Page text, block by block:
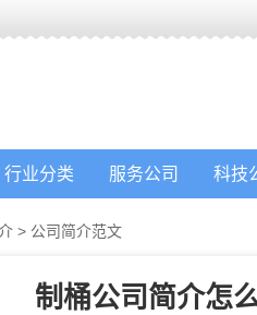
行业分类 服务公司 科技
> 公司简介范文
制桶公司简介怎